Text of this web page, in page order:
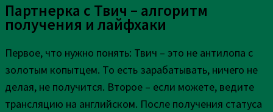
Партнерка с Твич – алгоритм
получения и лайфхаки
Первое, что нужно понять: Твич – это не антилопа с
золотым копытцем. То есть зарабатывать, ничего не
делая, не получится. Второе – если можете, ведите
трансляцию на английском. После получения статуса